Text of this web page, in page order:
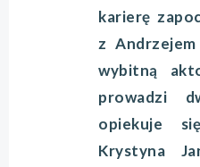
karierę
z
wybitną
prowadzi
opiekuje
Krystyna